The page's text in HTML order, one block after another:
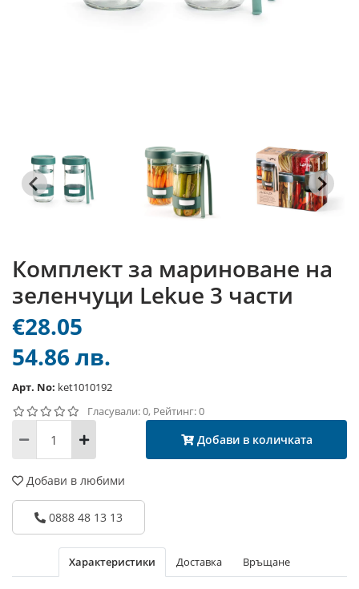
Комплект за мариноване на
зеленчуци Lekue 3 части
€28.05
54.86 лв.
Арт. No: ket1010192
Гласували: 0, Рейтинг: 0
Добави в количката
Добави в любими
0888 48 13 13
Характеристики Доставка Връщане